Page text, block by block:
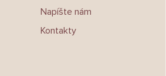
Napíšte nám
Kontakty